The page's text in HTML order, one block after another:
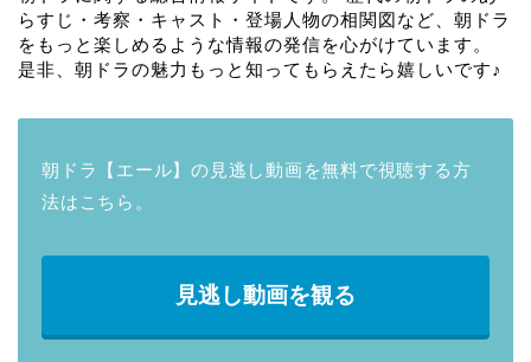
らすじ・考察・キャスト・登場人物の相関図など、朝ドラ
をもっと楽しめるような情報の発信を心がけています。
是非、朝ドラの魅力もっと知ってもらえたら嬉しいです♪
朝ドラ【エール】の見逃し動画を無料で視聴する方
法はこちら。
見逃し動画を観る